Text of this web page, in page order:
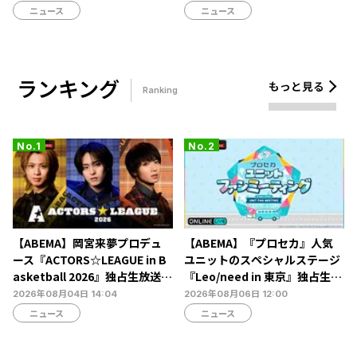
ニュース ニュース
ランキング Ranking もっと見る
【ABEMA】岡宮来夢プロデュ
ース『ACTORS☆LEAGUE in B
asketball 2026』独占生放送決
定…北村諒、糸川耀士郎、長妻
怜央らが出演
2026年08月04日 14:04
ニュース
【ABEMA】『プロセカ』人気
ユニットのスペシャルステージ
『Leo/need in 東京』独占生放
送決定…ショートライブや生ア
フレコも
2026年08月06日 12:00
ニュース